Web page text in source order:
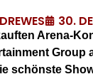
30.
Arena-
schönste